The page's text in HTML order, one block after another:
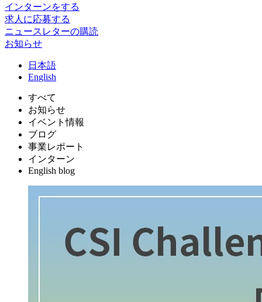
インターンをする
求人に応募する
ニュースレターの購読
お知らせ
日 本語
English
すべて
お知らせ
イベント情報
ブログ
事業レポート
インターン
English blog